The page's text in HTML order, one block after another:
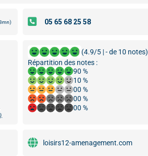
(4.9/5 | - de 10 notes)
Répartition des notes :
90 %
10 %
00 %
00 %
00 %
loisirs12-amenagement.com